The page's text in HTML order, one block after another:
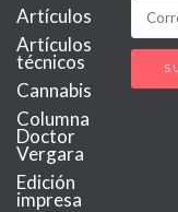
Artículos
Artículos
técnicos
Cannabis
Columna
Doctor
Vergara
Edición
impresa